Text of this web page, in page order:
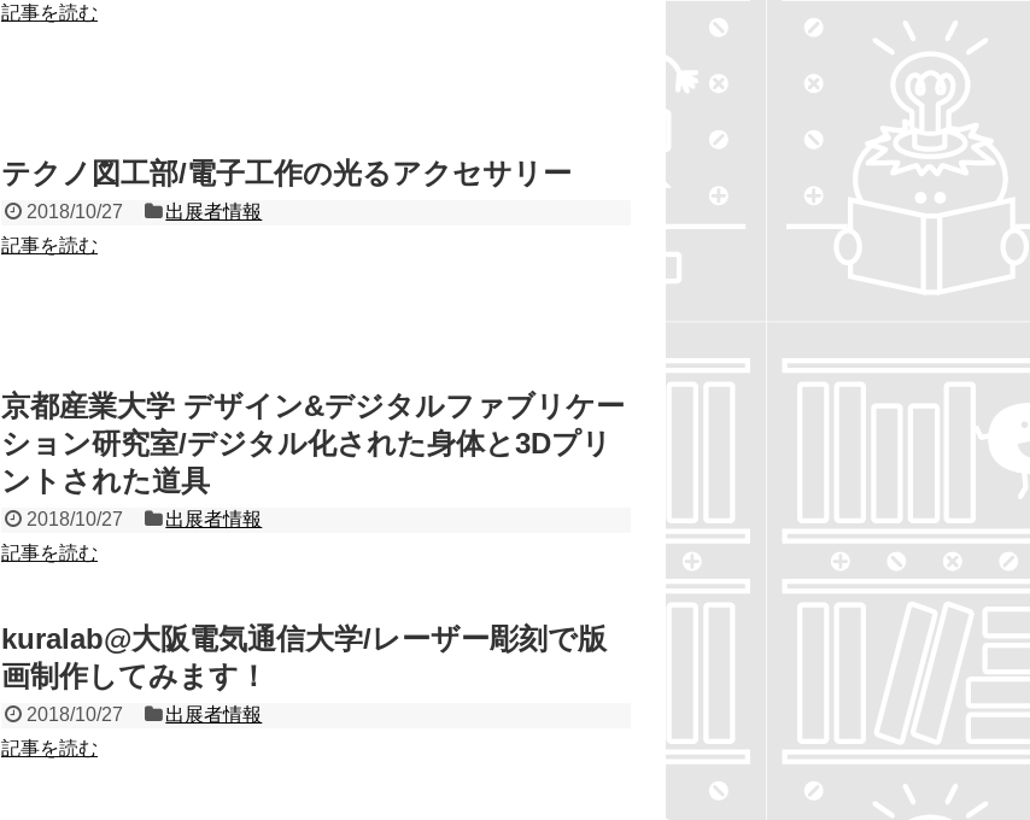
記事を読む
テクノ図工部/電子工作の光るアクセサリー
2018/10/27
出展者情報
記事を読む
京都産業大学 デザイン&デジタルファブリケー
ション研究室/デジタル化された身体と3Dプリ
ントされた道具
2018/10/27
出展者情報
記事を読む
kuralab@大阪電気通信大学/レーザー彫刻で版
画制作してみます！
2018/10/27
出展者情報
記事を読む